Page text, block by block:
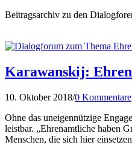
Beitragsarchiv zu den
Karawanskij:
10. Oktober 2018/0 Kommentare
Ohne das uneigennützige
leistbar. „Ehrenamtliche haben
Menschen, die sich hier